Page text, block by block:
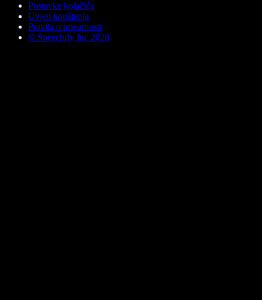
Postavke kolačića
Uvjeti korištenja
Pravila o privatnosti
© Speechify Inc 2026